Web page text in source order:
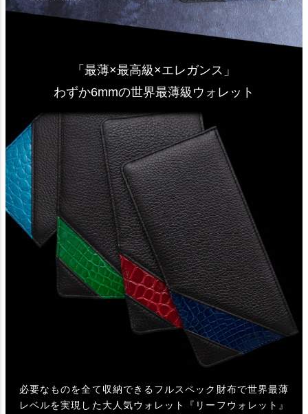
「最薄×最高級×エレガンス」
わずか6mmの世界最薄級ウォレット
必要なものを全て収納できるフルスペック財布で世界最薄
レベルを実現した大人気ウォレット『リーフウォレット』